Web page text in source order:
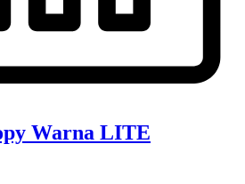
Warna LITE